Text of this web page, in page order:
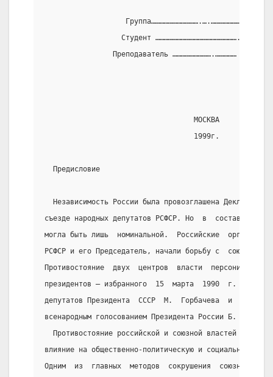
Группа…………………………….….………………………….
Студент ………………………………………………….
Преподаватель ……………………….……………
                                   МОСКВА
                                   1999г.
  Предисловие
Независимость России была провозглашена
съезде народных депутатов РСФСР. Но  в  составе
могла быть лишь  номинальной.  Российские  органы
РСФСР и его Председатель, начали борьбу с  союзными
Противостояние  двух  центров  власти
президентов – избранного  15  марта  1990  г.  на
депутатов Президента  СССР  М.  Горбачева  и
всенародным голосованием Президента России Б.
Противостояние российской и союзной властей
влияние на общественно-политическую и социально-
Одним  из  главных  методов  сокрушения  союзного